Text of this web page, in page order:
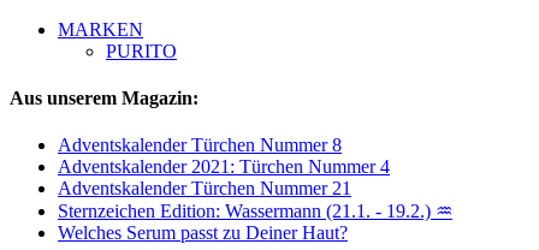
MARKEN
PURITO
Aus unserem Magazin:
Adventskalender Türchen Nummer 8
Adventskalender 2021: Türchen Nummer 4
Adventskalender Türchen Nummer 21
Sternzeichen Edition: Wassermann (21.1. - 19.2.) ♒
Welches Serum passt zu Deiner Haut?